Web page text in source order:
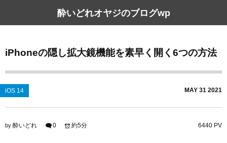
酔いどれオヤジのブログwp
iPhoneの隠し拡大鏡機能を素早く開く6つの方法
iOS 14 MAY 31 2021
by 酔いどれ 0 6440 PV
約5分